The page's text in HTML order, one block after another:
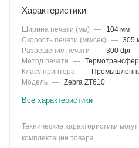
Характеристики
Ширина печати (мм) —
104 мм
Скорость печати (мм/сек)
— 305
Разрешение печати
— 300 dpi
Метод печати
—
Класс принтера —
Модель — Zebra ZT610
Все характеристики
Технические характеристики
комплектации товара